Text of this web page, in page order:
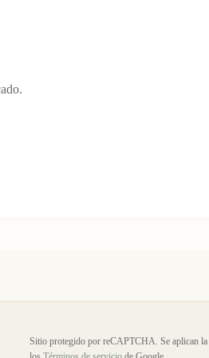
Sitio protegido por reCAPTCHA. Se aplican la